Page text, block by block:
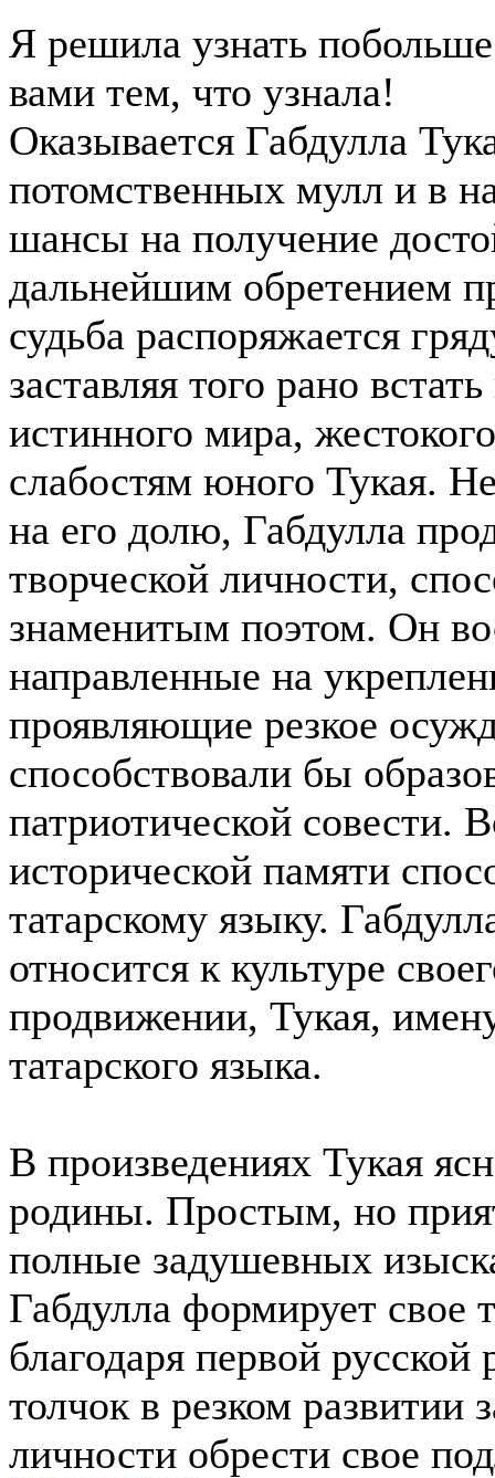
Я решила узнать
вами тем, что узнала!
Оказывается Габдулла
потомственных мулл и в
шансы на получение
дальнейшим обретением
судьба распоряжается
заставляя того рано
истинного мира,
слабостям юного Тукая.
на его долю, Габдулла
творческой личности,
знаменитым поэтом. Он
направленные на
проявляющие резкое
способствовали бы
патриотической совести.
исторической памяти
татарскому языку.
относится к культуре
продвижении, Тукая,
татарского языка.
В произведениях Тукая
родины. Простым, но
полные задушевных
Габдулла формирует свое
благодаря первой
толчок в резком развитии
личности обрести свое